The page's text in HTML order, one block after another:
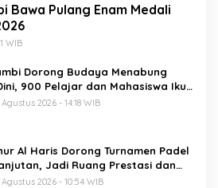
Bawa Pulang Enam Medali
WIB
Dorong Budaya Menabung
900 Pelajar dan Mahasiswa Ikuti
Menabung
2026 - 14:18 WIB
Al Haris Dorong Turnamen Padel
Jadi Ruang Prestasi dan
Masyarakat
Agustus 2026 - 10:54 WIB